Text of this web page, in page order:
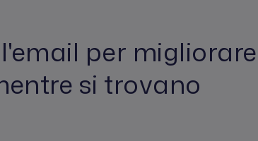
per migliorare
si trovano